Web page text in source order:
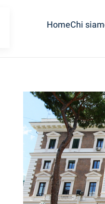
HomeChi